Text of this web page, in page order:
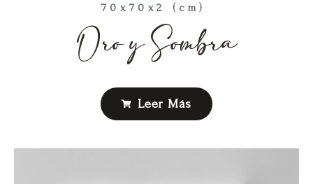
70x70x2 (cm)
Oro y Sombra
Leer Más